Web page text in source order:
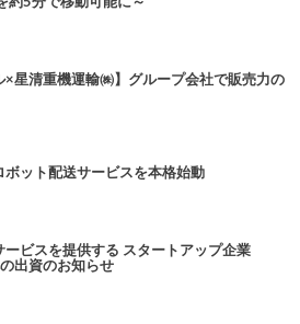
×星清重機運輸㈱】グループ会社で販売力の
ット配送サービスを本格始動
ービスを提供する スタートアップ企業
出資のお知らせ